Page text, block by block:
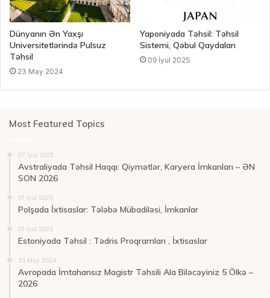
Dünyanın Ən Yaxşı
Universitetlərində Pulsuz
Təhsil
23 May 2024
Yaponiyada Təhsil: Təhsil
Sistemi, Qəbul Qaydaları
09 İyul 2025
Most Featured Topics
07 İyul 2025
Avstraliyada Təhsil Haqqı: Qiymətlər, Karyera İmkanları – ƏN
SON 2026
01 İyul 2025
Polşada İxtisaslar: Tələbə Mübadiləsi, İmkanlar
01 İyul 2025
Estoniyada Təhsil : Tədris Proqramları , İxtisaslar
23 May 2024
Avropada İmtahansız Magistr Təhsili Ala Biləcəyiniz 5 Ölkə –
2026